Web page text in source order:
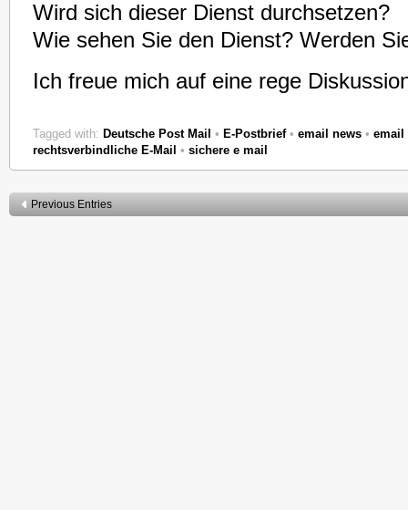
Wird sich dieser Dienst durchsetzen?
Wie sehen Sie den Dienst? Werden
Ich freue mich auf eine rege
Tagged with: Deutsche Post Mail • E-Postbrief• email news • email
rechtsverbindliche E-Mail • sichere e mail
Previous Entries